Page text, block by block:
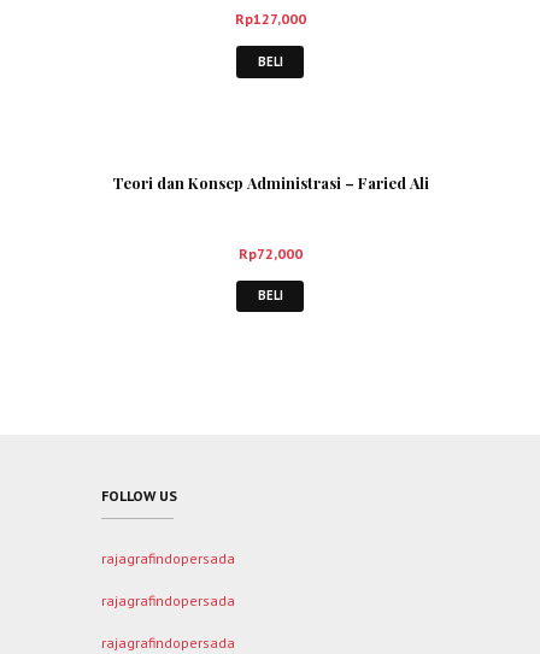
Rp127,000
BELI
Teori dan Konsep Administrasi – Faried Ali
Rp72,000
BELI
FOLLOW US
rajagrafindopersada
rajagrafindopersada
rajagrafindopersada